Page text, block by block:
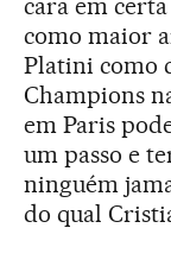
cara em
como maior
Platini como
Champions
em Paris
um passo e
ninguém
do qual